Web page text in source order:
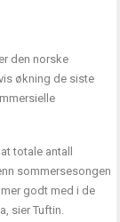
den norske
økning de siste
totale antall
sommersesongen
godt med i de
sier Tuftin.